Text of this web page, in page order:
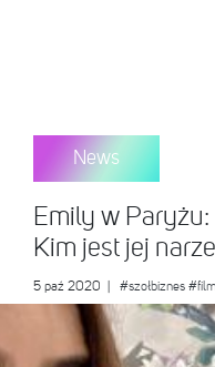
News
Emily w
Kim jest jej
5 paź 2020 #szołbiznes